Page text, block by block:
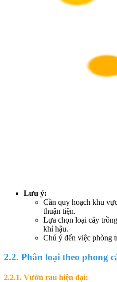
Lưu ý:
Cần quy hoạch khu
thuận tiện.
Lựa chọn loại cây
khí hậu.
Chú ý đến việc phòng
2.2. Phân loại theo phong
2.2.1. Vườn rau hiện đại: